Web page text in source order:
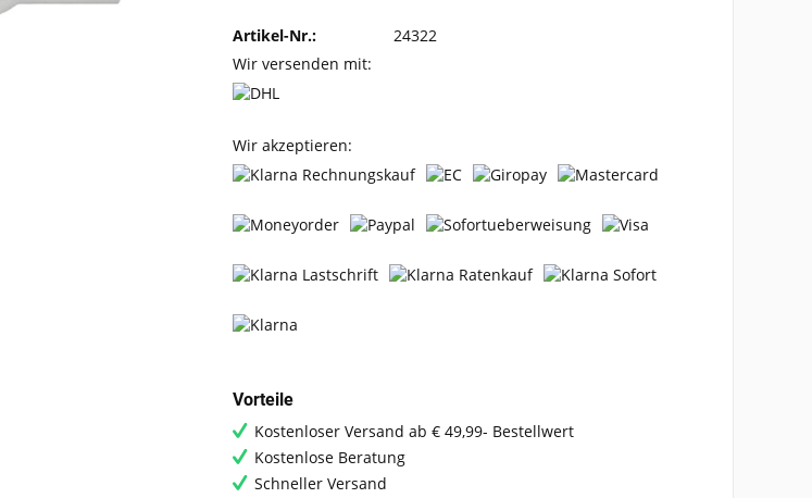
Artikel-Nr.:
24322
Wir versenden mit:
Wir akzeptieren:
Vorteile
Kostenloser Versand ab € 49,99- Bestellwert
Kostenlose Beratung
Schneller Versand